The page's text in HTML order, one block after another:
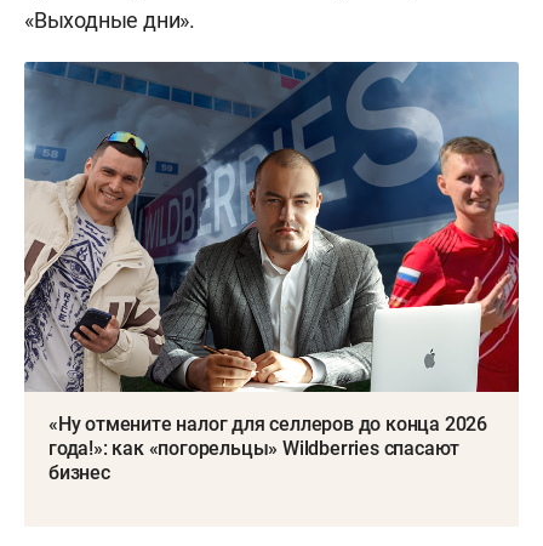
«Выходные дни».
«Ну отмените налог для селлеров до конца 2026
года!»: как «погорельцы» Wildberries спасают
бизнес